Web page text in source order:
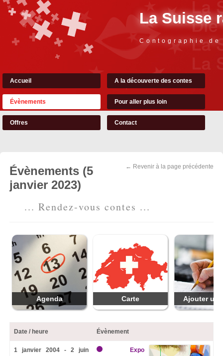
La Suisse
Contographie
Accueil A la découverte des contes
Évènements Pour aller plus loin
Offres Contact
← Revenir à la page précédente
Évènements (5
janvier 2023)
... Rendez-vous contes ...
Agenda Carte Ajouter
Date / heure Évènement
1 janvier 2004 - 2 juin
Expo